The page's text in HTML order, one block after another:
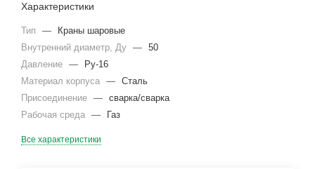
Характеристики
Тип —
Краны шаровые
Внутренний диаметр, Ду — 50
Давление —
Ру-16
Материал корпуса — Сталь
Присоединение — сварка/сварка
Рабочая среда — Газ
Все характеристики